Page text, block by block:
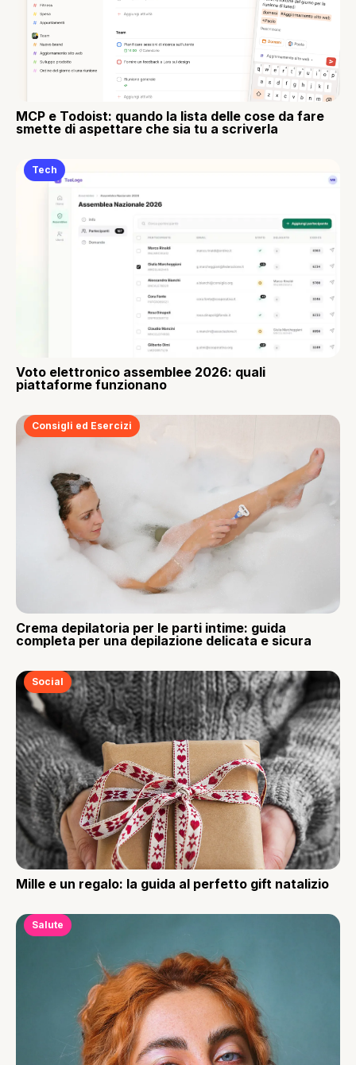
MCP e Todoist: quando la lista delle cose da fare
smette di aspettare che sia tu a scriverla
Tech
Voto elettronico assemblee 2026: quali
piattaforme funzionano
Consigli ed Esercizi
Crema depilatoria per le parti intime: guida
completa per una depilazione delicata e sicura
Social
Mille e un regalo: la guida al perfetto gift natalizio
Salute